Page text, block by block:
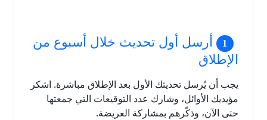
أرسل أول تحديث خلال أسبوع من
الإطلاق
يجب أن يُرسل تحديثك الأول بعد الإطلاق مباشرة. اشكر
مؤيديك الأوائل، وشارك عدد التوقيعات التي جمعتها
حتى الآن، وذكّرهم بمشاركة العريضة.